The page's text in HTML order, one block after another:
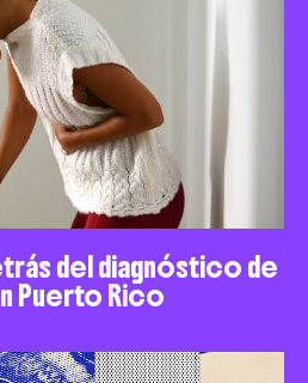
del diagnóstico de
Puerto Rico